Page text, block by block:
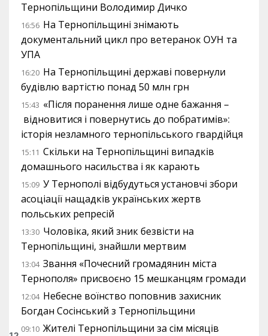
Тернопільщини Володимир Дичко
16:56 На Тернопільщині знімають
документальний цикл про ветеранок ОУН та
УПА
16:20 На Тернопільщині державі повернули
будівлю вартістю понад 50 млн грн
15:43 «Після поранення лише одне бажання –
відновитися і повернутись до побратимів»:
історія незламного тернопільського гвардійця
15:11 Скільки на Тернопільщині випадків
домашнього насильства і як карають
15:09 У Тернополі відбудуться установчі збори
асоціації нащадків українських жертв
польських репресій
13:30 Чоловіка, який зник безвісти на
Тернопільщині, знайшли мертвим
13:04 Звання «Почесний громадянин міста
Тернополя» присвоєно 15 мешканцям громади
12:04 Небесне воїнство поповнив захисник
Богдан Сосінський з Тернопільщини
09:10 Жителі Тернопільщини за сім місяців